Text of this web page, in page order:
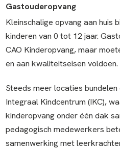
Gastouderopvang
Kleinschalige opvang aan huis
kinderen van 0 tot 12 jaar.
CAO Kinderopvang, maar
en aan kwaliteitseisen voldoen.
Steeds meer locaties
Integraal Kindcentrum (IKC),
kinderopvang onder één dak
pedagogisch medewerkers
samenwerking met